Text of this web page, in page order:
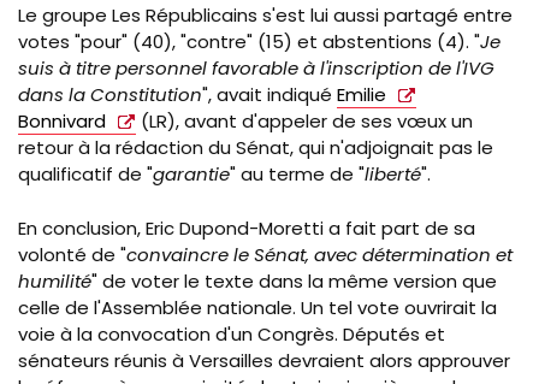
Le groupe Les Républicains s'est lui aussi partagé entre
votes "pour" (40), "contre" (15) et abstentions (4). "Je
suis à titre personnel favorable à l'inscription de l'IVG
dans la Constitution", avait indiqué Emilie
Bonnivard
(LR),avant d'appeler de ses vœux un
retour à la rédaction du Sénat, qui n'adjoignait pas le
qualificatif de "garantie" au terme de "liberté".
En conclusion, Eric Dupond-Moretti a fait part de sa
volonté de "convaincre le Sénat, avec détermination et
humilité" de voter le texte dans la même version que
celle de l'Assemblée nationale. Un tel vote ouvrirait la
voie à la convocation d'un Congrès. Députés et
sénateurs réunis à Versailles devraient alors approuver